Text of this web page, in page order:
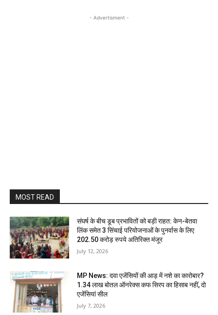
- Advertisment -
MOST READ
संघर्ष के बीच डूब प्रभावितों को बड़ी राहत: केन-बेतवा
लिंक समेत 3 सिंचाई परियोजनाओं के पुनर्वास के लिए
202.50 करोड़ रुपये अतिरिक्त मंजूर
July 12, 2026
MP News: दवा एजेंसियों की आड़ में नशे का कारोबार?
1.34 लाख बोतल ऑनरेक्स कफ सिरप का हिसाब नहीं, दो
एजेंसियां सील
July 7, 2026